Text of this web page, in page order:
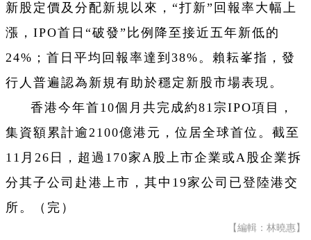
新股定價及分配新規以來，“打新”回報率大幅上
漲，IPO首日“破發”比例降至接近五年新低的
24%；首日平均回報率達到38%。賴耘峯指，發
行人普遍認為新規有助於穩定新股市場表現。
香港今年首10個月共完成約81宗IPO項目，
集資額累計逾2100億港元，位居全球首位。截至
11月26日，超過170家A股上市企業或A股企業拆
分其子公司赴港上市，其中19家公司已登陸港交
所。（完）
【編輯：林曉惠】